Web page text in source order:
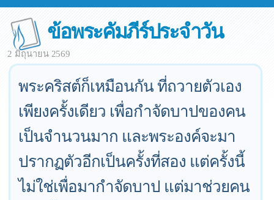
ข้อพระคัมภีร์ประจำวัน
2 มิถุนายน 2569
พระคริสต์ก็เหมือนกัน ที่ถวายตัวเอง
เพียงครั้งเดียว เพื่อกำจัดบาปของคน
เป็นจำนวนมาก และพระองค์จะมา
ปรากฏตัวอีกเป็นครั้งที่สอง แต่ครั้งนี้
ไม่ใช่เพื่อมากำจัดบาป แต่มาช่วยคน